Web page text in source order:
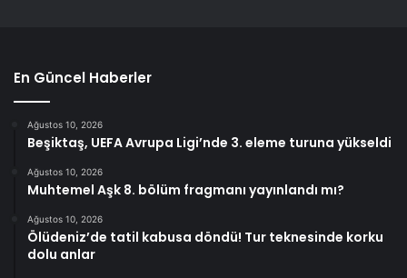
En Güncel Haberler
Ağustos 10, 2026
Beşiktaş, UEFA Avrupa Ligi’nde 3. eleme turuna yükseldi
Ağustos 10, 2026
Muhtemel Aşk 8. bölüm fragmanı yayınlandı mı?
Ağustos 10, 2026
Ölüdeniz’de tatil kabusa döndü! Tur teknesinde korku
dolu anlar